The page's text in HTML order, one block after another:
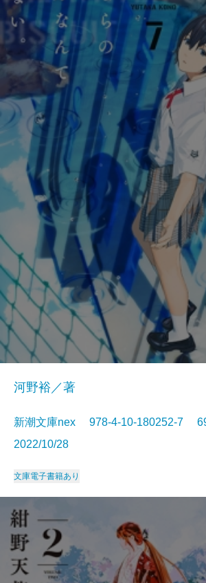
河野裕／著
新潮文庫nex 978-4-10-180252-7
2022/10/28
文庫電子書籍あり